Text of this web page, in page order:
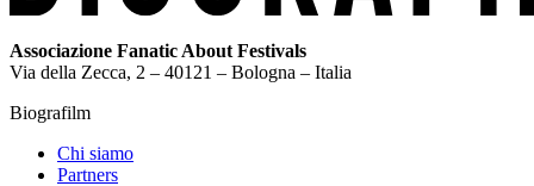
Associazione Fanatic About Festivals
Via della Zecca, 2 – 40121 – Bologna – Italia
Biografilm
Chi siamo
Partners